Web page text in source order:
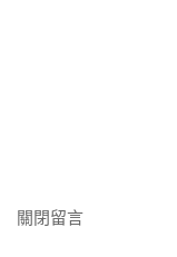
關閉留言